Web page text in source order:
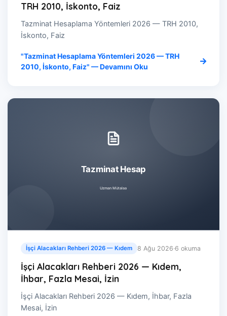
TRH 2010, İskonto, Faiz
Tazminat Hesaplama Yöntemleri 2026 — TRH 2010,
İskonto, Faiz
"Tazminat Hesaplama Yöntemleri 2026 — TRH
2010, İskonto, Faiz" — Devamını Oku
İşçi Alacakları Rehberi 2026 — Kıdem 8 Ağu 2026·6 okuma
İşçi Alacakları Rehberi 2026 — Kıdem,
İhbar, Fazla Mesai, İzin
İşçi Alacakları Rehberi 2026 — Kıdem, İhbar, Fazla
Mesai, İzin